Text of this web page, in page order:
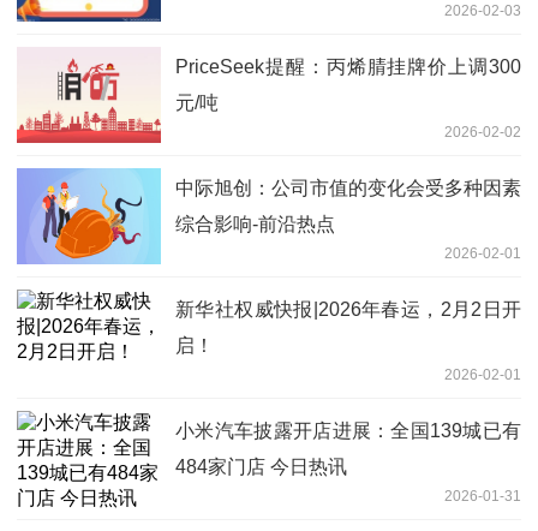
2026-02-03
PriceSeek提醒：丙烯腈挂牌价上调300
元/吨
2026-02-02
中际旭创：公司市值的变化会受多种因素
综合影响-前沿热点
2026-02-01
新华社权威快报|2026年春运，2月2日开
启！
2026-02-01
小米汽车披露开店进展：全国139城已有
484家门店 今日热讯
2026-01-31